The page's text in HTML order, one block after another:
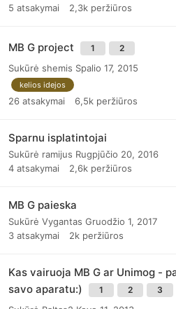
5 atsakymai 2,3k peržiūros
MB G project 1 2
Sukūrė shemis Spalio 17, 2015
kelios idejos
26 atsakymai 6,5k peržiūros
Sparnu isplatintojai
Sukūrė ramijus Rugpjūčio 20, 2016
4 atsakymai 2,6k peržiūros
MB G paieska
Sukūrė Vygantas Gruodžio 1, 2017
3 atsakymai 2k peržiūros
Kas vairuoja MB G ar Unimog -
savo aparatu:)
1 2 3